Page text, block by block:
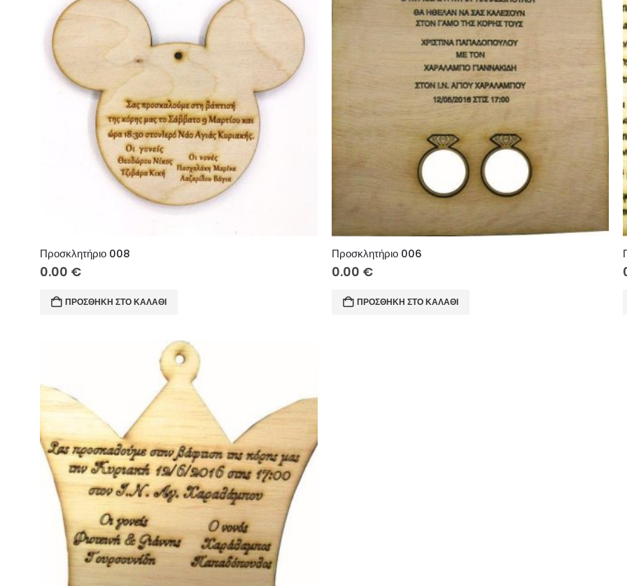
Προσκλητήριο 008
0.00 €
ΠΡΟΣΘΉΚΗ ΣΤΟ ΚΑΛΆΘΙ
Προσκλητήριο 006
0.00 €
ΠΡΟΣΘΉΚΗ ΣΤΟ ΚΑΛΆΘΙ